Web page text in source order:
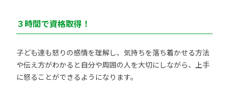
３時間で資格取得！
子ども達も怒りの感情を理解し、気持ちを落ち着かせる方法
や伝え方がわかると自分や周囲の人を大切にしながら、上手
に怒ることができるようになります。